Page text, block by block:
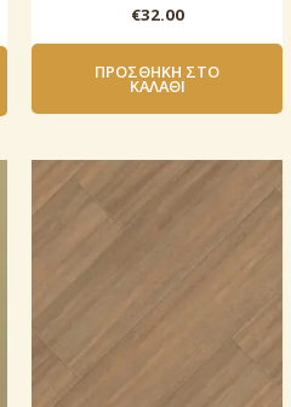
€32.00
ΠΡΟΣΘΉΚΗ ΣΤΟ
ΚΑΛΆΘΙ